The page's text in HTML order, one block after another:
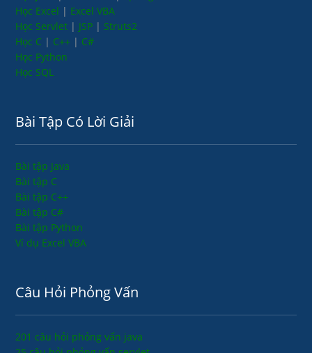
Học Excel | Excel VBA
Học Servlet | JSP | Struts2
Học C | C++ | C#
Học Python
Học SQL
Bài Tập Có Lời Giải
Bài tập Java
Bài tập C
Bài tập C++
Bài tập C#
Bài tập Python
Ví dụ Excel VBA
Câu Hỏi Phỏng Vấn
201 câu hỏi phỏng vấn java